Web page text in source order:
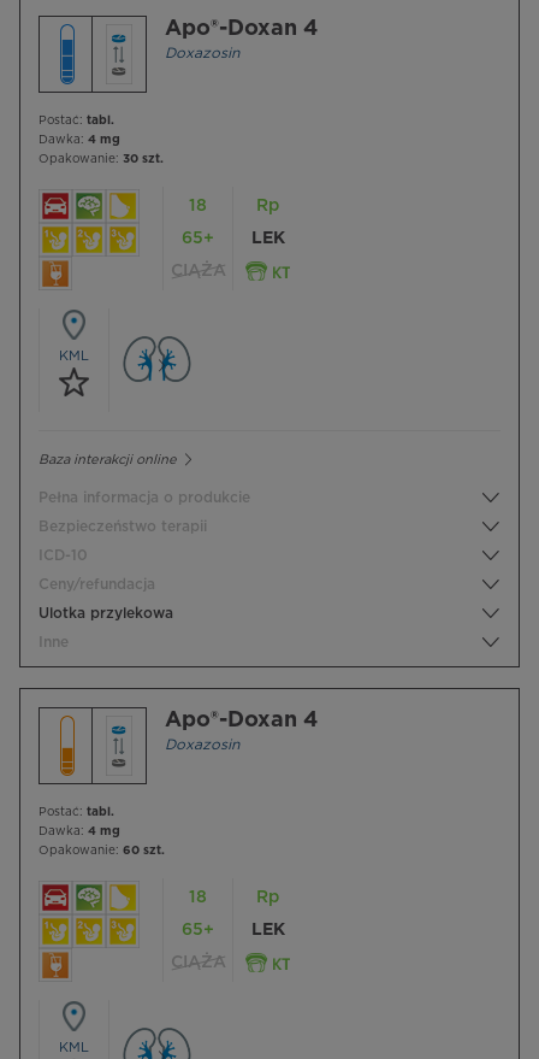
Apo®-Doxan 4
Doxazosin
Postać: tabl.
Dawka: 4 mg
Opakowanie: 30 szt.
18
65+
CIĄŻA
Rp
LEK
KML
Baza interakcji online
Pełna informacja o produkcie
Bezpieczeństwo terapii
ICD-10
Ceny/refundacja
Ulotka przylekowa
Inne
Apo®-Doxan 4
Doxazosin
Postać: tabl.
Dawka: 4 mg
Opakowanie: 60 szt.
18
65+
CIĄŻA
Rp
LEK
KML